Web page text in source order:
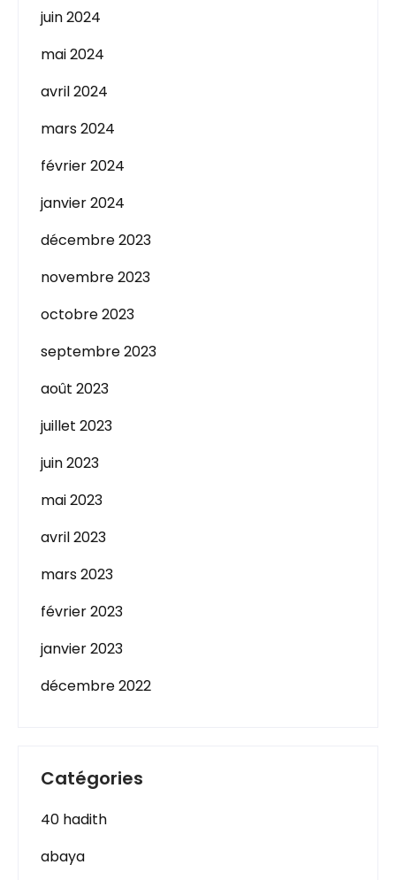
juin 2024
mai 2024
avril 2024
mars 2024
février 2024
janvier 2024
décembre 2023
novembre 2023
octobre 2023
septembre 2023
août 2023
juillet 2023
juin 2023
mai 2023
avril 2023
mars 2023
février 2023
janvier 2023
décembre 2022
Catégories
40 hadith
abaya